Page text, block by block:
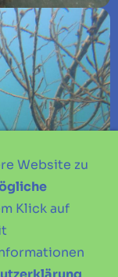
Website zu
Klick auf